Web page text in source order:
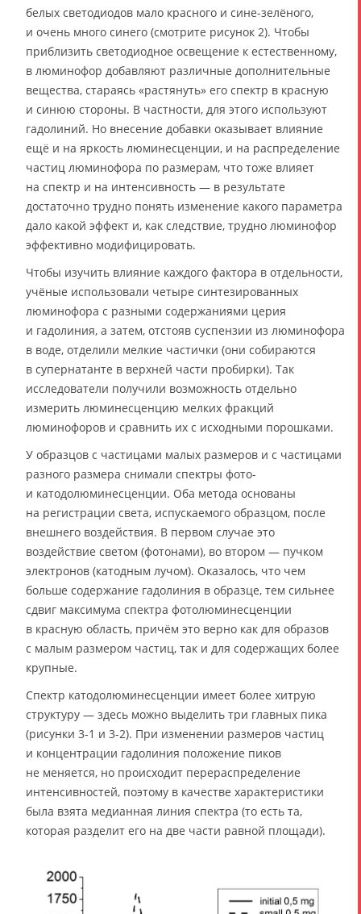
белых светодиодов мало красного и сине-зелёного,
и очень много синего (смотрите рисунок 2). Чтобы
приблизить светодиодное освещение к естественному,
в люминофор добавляют различные дополнительные
вещества, стараясь «растянуть» его спектр в красную
и синюю стороны. В частности, для этого используют
гадолиний. Но внесение добавки оказывает влияние
ещё и на яркость люминесценции, и на распределение
частиц люминофора по размерам, что тоже влияет
на спектр и на интенсивность — в результате
достаточно трудно понять изменение какого параметра
дало какой эффект и, как следствие, трудно люминофор
эффективно модифицировать.
Чтобы изучить влияние каждого фактора в отдельности,
учёные использовали четыре синтезированных
люминофора с разными содержаниями церия
и гадолиния, а затем, отстояв суспензии из люминофора
в воде, отделили мелкие частички (они собираются
в супернатанте в верхней части пробирки). Так
исследователи получили возможность отдельно
измерить люминесценцию мелких фракций
люминофоров и сравнить их с исходными порошками.
У образцов с частицами малых размеров и с частицами
разного размера снимали спектры фото-
и катодолюминесценции. Оба метода основаны
на регистрации света, испускаемого образцом, после
внешнего воздействия. В первом случае это
воздействие светом (фотонами), во втором — пучком
электронов (катодным лучом). Оказалось, что чем
больше содержание гадолиния в образце, тем сильнее
сдвиг максимума спектра фотолюминесценции
в красную область, причём это верно как для образов
с малым размером частиц, так и для содержащих более
крупные.
Спектр катодолюминесценции имеет более хитрую
структуру — здесь можно выделить три главных пика
(рисунки 3-1 и 3-2). При изменении размеров частиц
и концентрации гадолиния положение пиков
не меняется, но происходит перераспределение
интенсивностей, поэтому в качестве характеристики
была взята медианная линия спектра (то есть та,
которая разделит его на две части равной площади).